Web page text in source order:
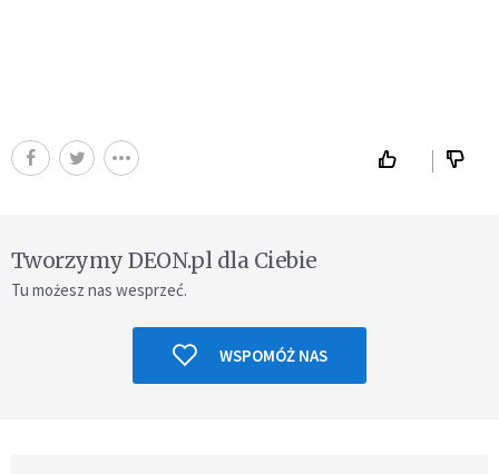
Tworzymy DEON.pl dla Ciebie
Tu możesz nas wesprzeć.
WSPOMÓŻ NAS